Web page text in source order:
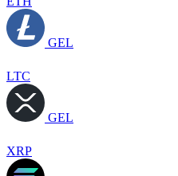
GEL
LTC
GEL
XRP